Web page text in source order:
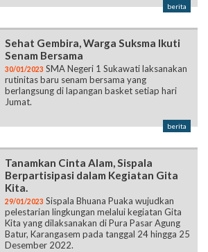
berita
Sehat Gembira, Warga Suksma Ikuti
Senam Bersama
30/01/2023 SMA Negeri 1 Sukawati laksanakan
rutinitas baru senam bersama yang
berlangsung di lapangan basket setiap hari
Jumat.
berita
Tanamkan Cinta Alam, Sispala
Berpartisipasi dalam Kegiatan Gita
Kita.
29/01/2023 Sispala Bhuana Puaka wujudkan
pelestarian lingkungan melalui kegiatan Gita
Kita yang dilaksanakan di Pura Pasar Agung
Batur, Karangasem pada tanggal 24 hingga 25
Desember 2022.